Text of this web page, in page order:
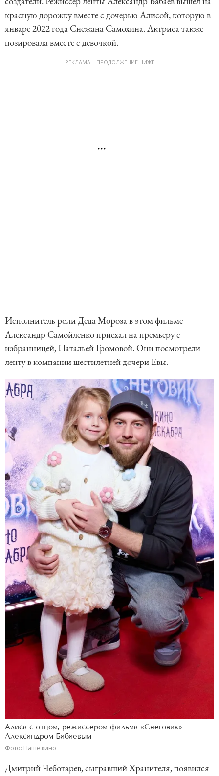
красную дорожку вместе с дочерью Алисой, которую в
январе 2022 года Снежана Самохина. Актриса также
позировала вместе с девочкой.
РЕКЛАМА – ПРОДОЛЖЕНИЕ НИЖЕ
Исполнитель роли Деда Мороза в этом фильме
Александр Самойленко приехал на премьеру с
избранницей, Натальей Громовой. Они посмотрели
ленту в компании шестилетней дочери Евы.
Алиса с отцом, режиссером фильма «Снеговик»
Александром Бабаевым
Фото: Наше кино
Дмитрий Чеботарев, сыгравший Хранителя, появился